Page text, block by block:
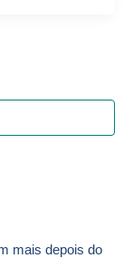
mais depois do